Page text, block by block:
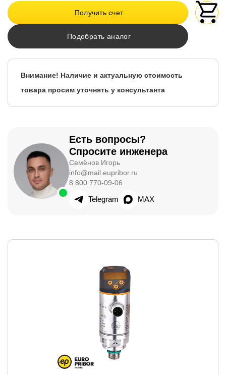
Получить счет
Подобрать аналог
Внимание! Наличие и актуальную стоимость
товара просим уточнять у консультанта
Есть вопросы?
Спросите инженера
Семёнов Игорь
info@mail.eupribor.ru
8 800 770-09-06
Telegram MAX